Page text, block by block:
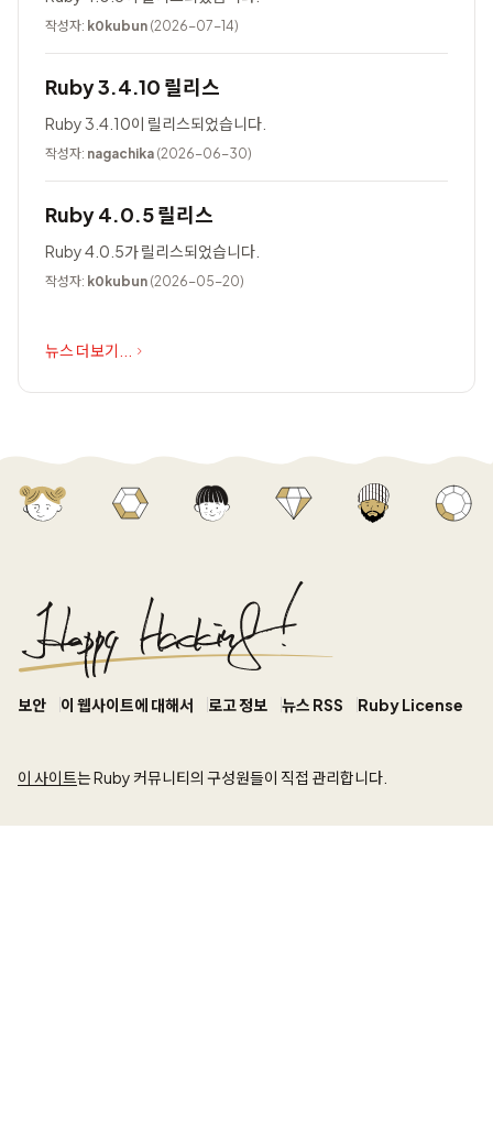
작성자: k0kubun (2026-07-14)
Ruby 3.4.10 릴리스
Ruby 3.4.10이 릴리스되었습니다.
작성자: nagachika (2026-06-30)
Ruby 4.0.5 릴리스
Ruby 4.0.5가 릴리스되었습니다.
작성자: k0kubun (2026-05-20)
뉴스 더보기...
보안 이 웹사이트에 대해서 로고 정보 뉴스 RSS Ruby License
이 사이트는 Ruby 커뮤니티의 구성원들이 직접 관리합니다.